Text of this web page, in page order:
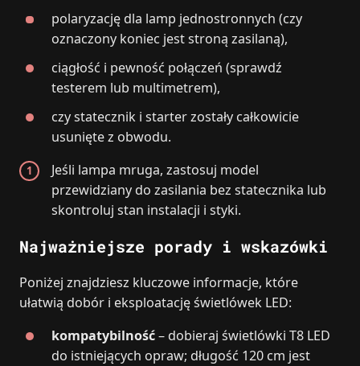
polaryzację dla lamp jednostronnych (czy
oznaczony koniec jest stroną zasilaną),
ciągłość i pewność połączeń (sprawdź
testerem lub multimetrem),
czy statecznik i starter zostały całkowicie
usunięte z obwodu.
Jeśli lampa mruga, zastosuj model
przewidziany do zasilania bez statecznika lub
skontroluj stan instalacji i styki.
Najważniejsze porady i wskazówki
Poniżej znajdziesz kluczowe informacje, które
ułatwią dobór i eksploatację świetlówek LED:
kompatybilność– dobieraj świetlówki T8 LED
do istniejących opraw; długość 120 cm jest